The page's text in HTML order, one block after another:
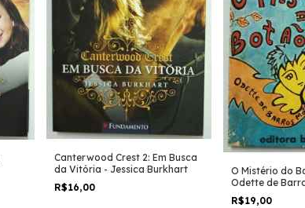
Canterwood Crest 2: Em Busca
da Vitória - Jessica Burkhart
R$16,00
O Mistério do
Odette de
R$19,00